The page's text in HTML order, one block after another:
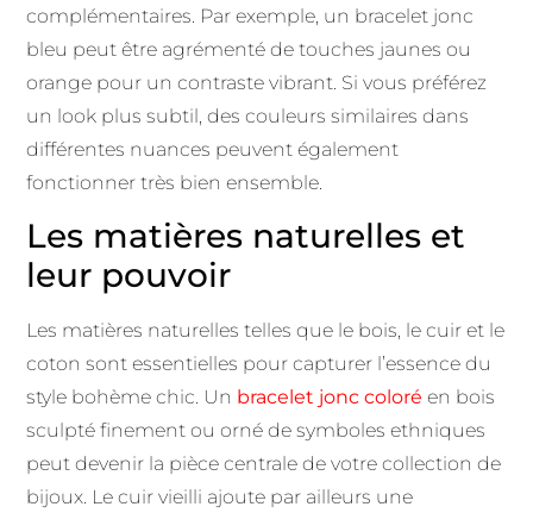
complémentaires. Par exemple, un bracelet jonc
bleu peut être agrémenté de touches jaunes ou
orange pour un contraste vibrant. Si vous préférez
un look plus subtil, des couleurs similaires dans
différentes nuances peuvent également
fonctionner très bien ensemble.
Les matières naturelles et
leur pouvoir
Les matières naturelles telles que le bois, le cuir et le
coton sont essentielles pour capturer l’essence du
style bohème chic. Un bracelet jonc coloré en bois
sculpté finement ou orné de symboles ethniques
peut devenir la pièce centrale de votre collection de
bijoux. Le cuir vieilli ajoute par ailleurs une